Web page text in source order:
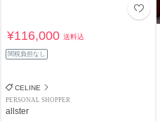
¥116,000送料込
関税負担なし
CELINE
PERSONAL SHOPPER
allster